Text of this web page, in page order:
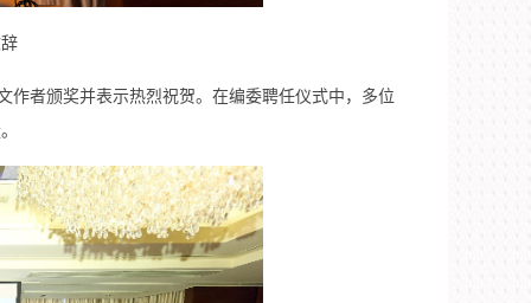
作者颁奖并表示热烈祝贺。在编委聘任仪式中，多位